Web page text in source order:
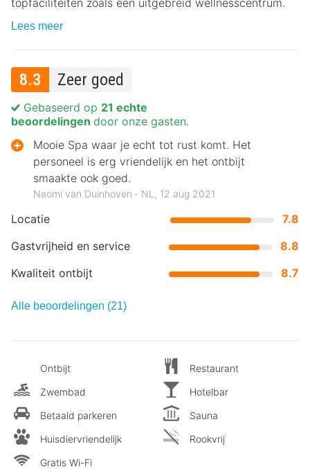
Lees meer
8.3 Zeer goed
Locatie
7.8
Gastvrijheid en service
8.8
Kwaliteit ontbijt
8.7
Gebaseerd op 21 echte
beoordelingen door onze gasten.
Mooie Spa waar je echt tot rust komt. Het
personeel is erg vriendelijk en het ontbijt
smaakte ook goed.
Naomi van Duinhoven ‐ NL, 12 aug 2021
Alle beoordelingen (21)
Ontbijt
Zwembad
Betaald parkeren
Huisdiervriendelijk
Gratis Wi-Fi
Restaurant
Hotelbar
Sauna
Rookvrij